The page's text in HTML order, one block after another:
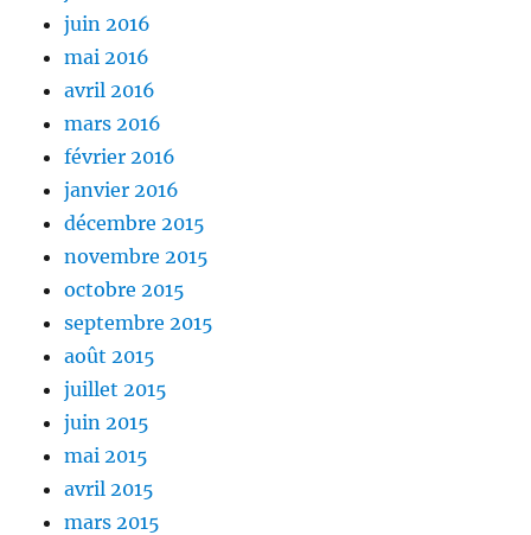
juin 2016
mai 2016
avril 2016
mars 2016
février 2016
janvier 2016
décembre 2015
novembre 2015
octobre 2015
septembre 2015
août 2015
juillet 2015
juin 2015
mai 2015
avril 2015
mars 2015